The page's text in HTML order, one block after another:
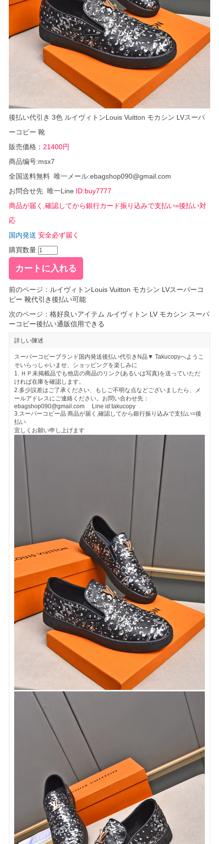
後払い代引き 3色 ルイヴィトンLouis Vuitton モカシン LVスーパ
ーコピー 靴
販売価格： 21400円
商品编号:msx7
全国送料無料 唯一メール:ebagshop090@gmail.com
お問合せ先 唯一Line ID:buy7777
商品が届く,確認してから銀行カード振り込みで支払い=後払い対
応
国内発送 安全必ず届く
購買数量
前のページ： ルイヴィトンLouis Vuitton モカシン LVスーパーコ
ピー 靴代引き後払い可能
次のページ： 格好良いアイテム ルイヴィトン LV モカシン スーパ
ーコピー後払い通販信用できる
詳しい陳述
スーパーコピーブランド国内発送後払い代引きN品▼ Takucopyへようこ
そいらっしゃいませ、ショッピングを楽しみに
1. ＨＰ未掲載品でも他店の商品のリンク(あるいは写真)を送っていただ
ければ在庫を確認します。
2.多少誤差はご了承ください、もしご不明な点などございましたら、メ
ールアドレスにご連絡ください。お問い合わせ先：
ebagshop090@gmail.com Line id:takucopy
3.スーパーコピー品 商品が届く,確認してから銀行振り込みで支払い=後
払い
宜しくお願い申し上げます